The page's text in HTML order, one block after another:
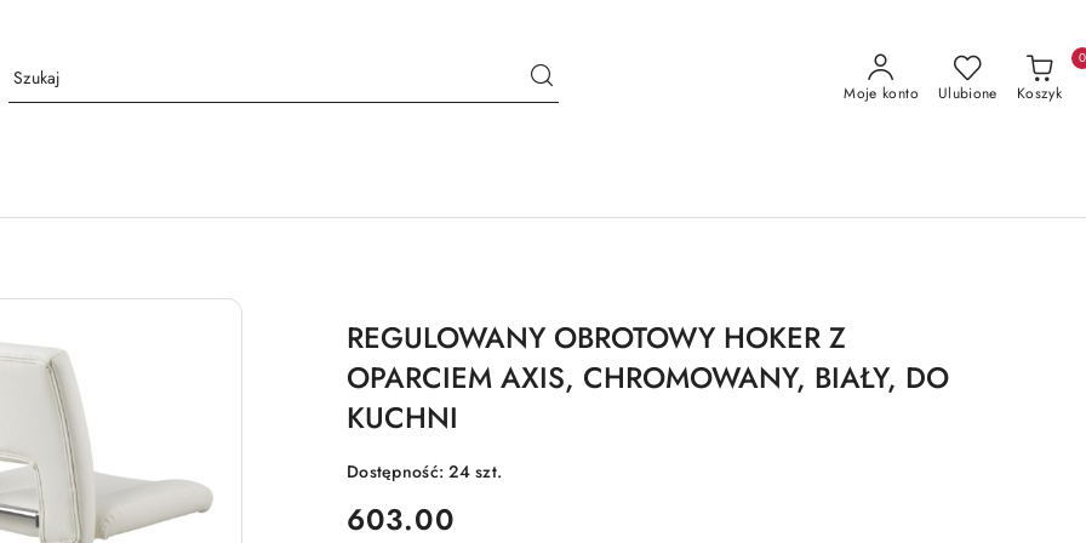
Moje konto Ulubione Koszyk
0
REGULOWANY OBROTOWY HOKER Z
OPARCIEM AXIS, CHROMOWANY, BIAŁY, DO
KUCHNI
Dostępność:24szt.
cena:
603.00